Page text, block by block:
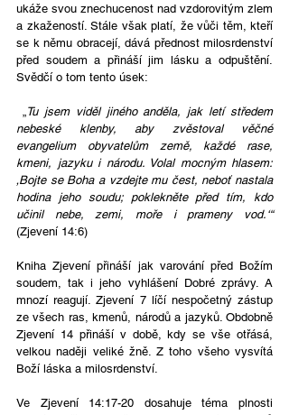
ukáže svou znechucenost nad vzdorovitým zlem
a zkažeností. Stále však platí, že vůči těm, kteří
se k němu obracejí, dává přednost milosrdenství
před soudem a přináší jim lásku a odpuštění.
Svědčí o tom tento úsek:
Tu jsem viděl jiného anděla, jak letí středem
nebeské klenby, aby zvěstoval věčné
evangelium obyvatelům země, každé rase,
kmeni, jazyku i národu. Volal mocným hlasem:
‚Bojte se Boha a vzdejte mu čest, neboť nastala
hodina jeho soudu; poklekněte před tím, kdo
učinil nebe, zemi, moře i prameny vod.‘“
(Zjevení 14:6)
Kniha Zjevení přináší jak varování před Božím
soudem, tak i jeho vyhlášení Dobré zprávy. A
mnozí reagují. Zjevení 7 líčí nespočetný zástup
ze všech ras, kmenů, národů a jazyků. Obdobně
Zjevení 14 přináší v době, kdy se vše otřásá,
velkou naději veliké žně. Z toho všeho vysvítá
Boží láska a milosrdenství.
Ve Zjevení 14:17-20 dosahuje téma plnosti